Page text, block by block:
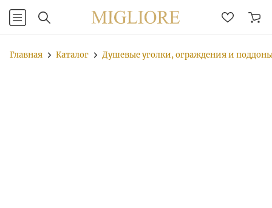
Главная Каталог Душевые уголки, ограждения и